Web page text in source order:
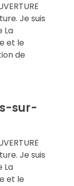
Je suis
La
et le
de
sur-
Je suis
La
et le